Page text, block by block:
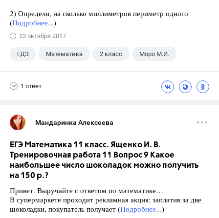
2) Определи, на сколько миллиметров периметр одного
(Подробнее...)
23 октября 2017
ГДЗ Математика 2 класс Моро М.И.
1 ответ
Мандаринка Алексеева
ЕГЭ Математика 11 класс. Ященко И. В.
Тренировочная работа 11 Вопрос 9 Какое
наибольшее число шоколадок можно получить
на 150 р.?
Привет. Выручайте с ответом по математике…
В супермаркете проходит рекламная акция: заплатив за две
шоколадки, покупатель получает (Подробнее...)